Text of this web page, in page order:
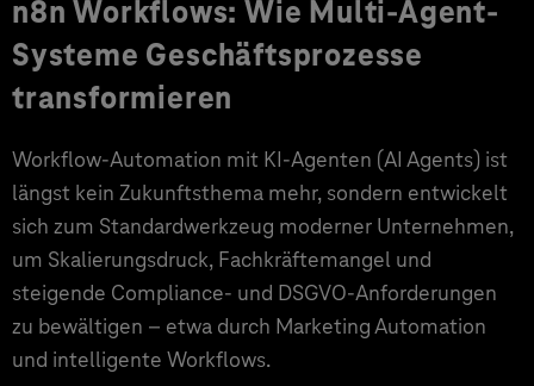
n8n Workflows: Wie Multi-Agent-
Systeme Geschäftsprozesse
transformieren
Workflow-Automation mit KI-Agenten (AI Agents) ist
längst kein Zukunftsthema mehr, sondern entwickelt
sich zum Standardwerkzeug moderner Unternehmen,
um Skalierungsdruck, Fachkräftemangel und
steigende Compliance- und DSGVO-Anforderungen
zu bewältigen – etwa durch Marketing Automation
und intelligente Workflows.